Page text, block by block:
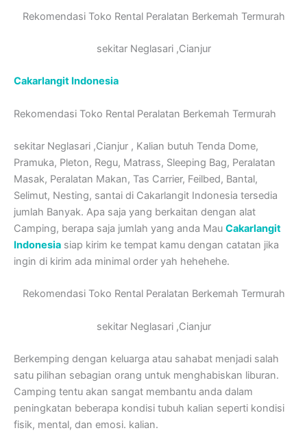
Rekomendasi Toko Rental Peralatan Berkemah Termurah
sekitar Neglasari ,Cianjur
Cakarlangit Indonesia
Rekomendasi Toko Rental Peralatan Berkemah Termurah
sekitar Neglasari ,Cianjur , Kalian butuh Tenda Dome,
Pramuka, Pleton, Regu, Matrass, Sleeping Bag, Peralatan
Masak, Peralatan Makan, Tas Carrier, Feilbed, Bantal,
Selimut, Nesting, santai di Cakarlangit Indonesia tersedia
jumlah Banyak. Apa saja yang berkaitan dengan alat
Camping, berapa saja jumlah yang anda Mau Cakarlangit
Indonesia siap kirim ke tempat kamu dengan catatan jika
ingin di kirim ada minimal order yah hehehehe.
Rekomendasi Toko Rental Peralatan Berkemah Termurah
sekitar Neglasari ,Cianjur
Berkemping dengan keluarga atau sahabat menjadi salah
satu pilihan sebagian orang untuk menghabiskan liburan.
Camping tentu akan sangat membantu anda dalam
peningkatan beberapa kondisi tubuh kalian seperti kondisi
fisik, mental, dan emosi. kalian.